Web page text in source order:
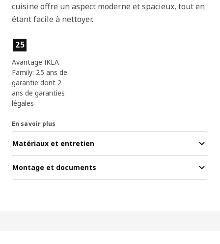
cuisine offre un aspect moderne et spacieux, tout en
étant facile à nettoyer.
Caractéristiques du produit
25
Avantage IKEA
Family: 25 ans de
garantie dont 2
ans de garanties
légales
En savoir plus
Matériaux et entretien
Montage et documents